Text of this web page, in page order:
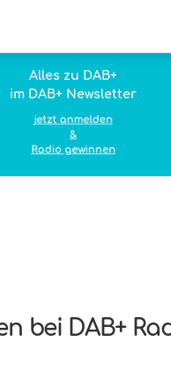
Alles zu DAB+
im DAB+ Newsletter
jetzt anmelden
&
Radio gewinnen
bei DAB+